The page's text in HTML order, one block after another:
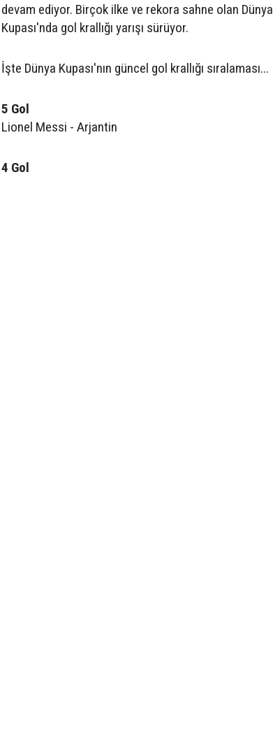
devam ediyor. Birçok ilke ve rekora sahne olan Dünya
Kupası'nda gol krallığı yarışı sürüyor.
İşte Dünya Kupası'nın güncel gol krallığı sıralaması...
5 Gol
Lionel Messi - Arjantin
4 Gol